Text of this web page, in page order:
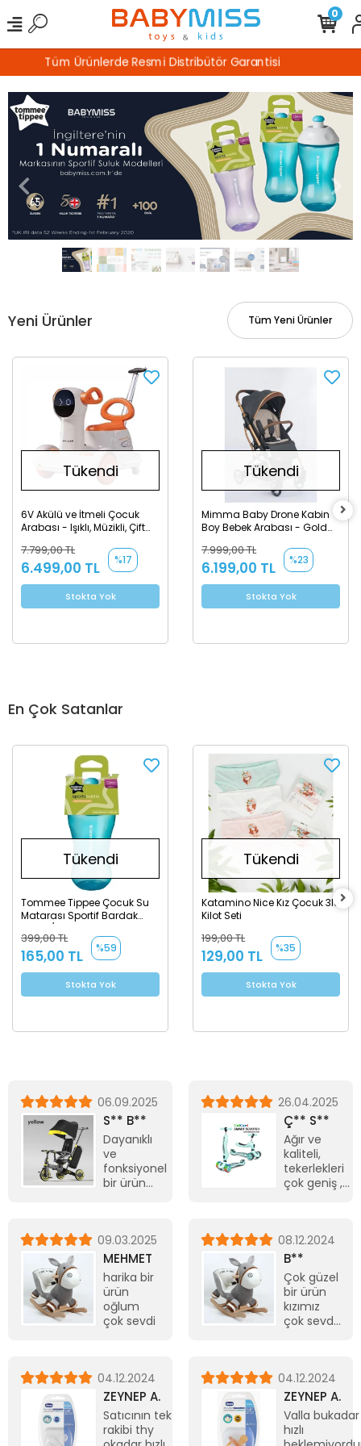
%100 Güvenli Alışveriş
0
Yeni Ürünler Tüm Yeni Ürünler
Tükendi
6V Akülü ve İtmeli Çocuk
Arabası - Işıklı, Müzikli, Çift
7.799,00 TL
6.499,00 TL %17
Stokta Yok
Tükendi
Mimma Baby Drone Kabin
Boy Bebek Arabası - Gold
7.999,00 TL
6.199,00 TL %23
Stokta Yok
En Çok Satanlar
Tükendi
Tommee Tippee Çocuk Su
Matarası Sportif Bardak
12m+ / Mavi
399,00 TL
165,00 TL %59
Stokta Yok
Tükendi
Katamino Nice Kız Çocuk 3lü
Kilot Seti
199,00 TL
129,00 TL %35
Stokta Yok
06.09.2025
S** B**
Dayanıklı
ve
fonksiyonel
bir ürün
26.04.2025
Ç** S**
Ağır ve
kaliteli,
tekerlekleri
çok geniş ,
buçuk yaş
oğlum için
aldık. Çok
severek
kullanacağız
belli.
Muadillerine
gerek yok.
Bu çok
güzel
09.03.2025
MEHMET
harika bir
ürün
oğlum
çok sevdi
08.12.2024
B**
Çok güzel
bir ürün
kızımız
çok sevdi.
ilgiye çok
teşekkür
ederiz.
Aynı gün
teslim
04.12.2024
ZEYNEP A.
Satıcının tek
rakibi thy
04.12.2024
ZEYNEP A.
Valla bukadar
hızlı